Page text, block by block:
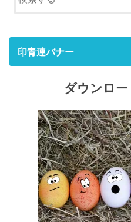
印青連バナー
ダウンロ